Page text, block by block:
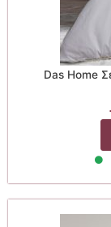
Das Home